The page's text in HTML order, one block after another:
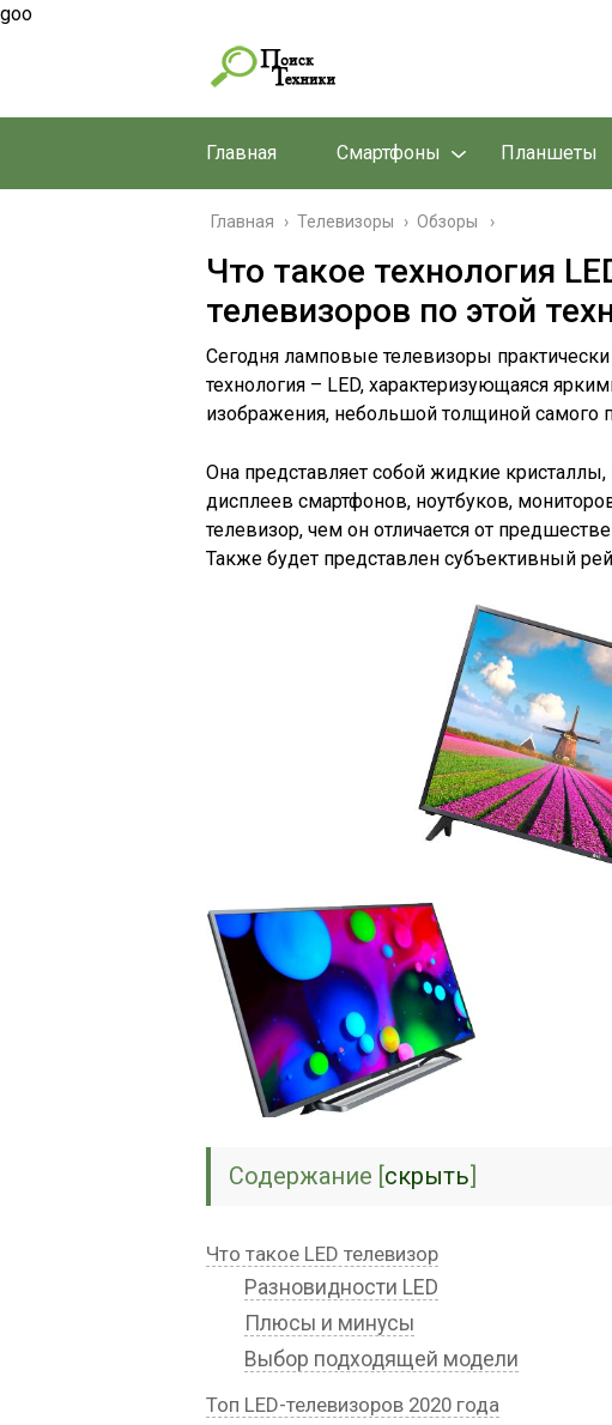
goo
Главная Смартфоны Планшеты
Главная › Телевизоры › Обзоры
Что такое технология
телевизоров по этой
Сегодня ламповые телевизоры
технология – LED, характеризующаяся
изображения, небольшой толщиной самого
Она представляет собой жидкие кристаллы,
дисплеев смартфонов, ноутбуков,
телевизор, чем он отличается от
Также будет представлен субъективный
Содержание [скрыть]
Что такое LED телевизор
Разновидности LED
Плюсы и минусы
Выбор подходящей модели
Топ LED-телевизоров 2020 года